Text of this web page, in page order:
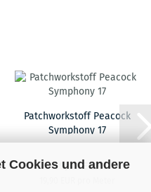
Cookies und andere
Patchworkstoff Peacock
Symphony 17
19,90 EUR